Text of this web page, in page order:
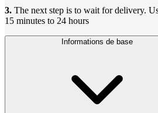
3. The next step is to wait for delivery.
15 minutes to 24 hours
Informations de base